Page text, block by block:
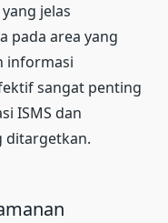
jelas
pada area yang
informasi
sangat penting
ISMS dan
ditargetkan.